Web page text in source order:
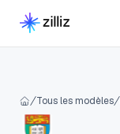
Tous les modèles